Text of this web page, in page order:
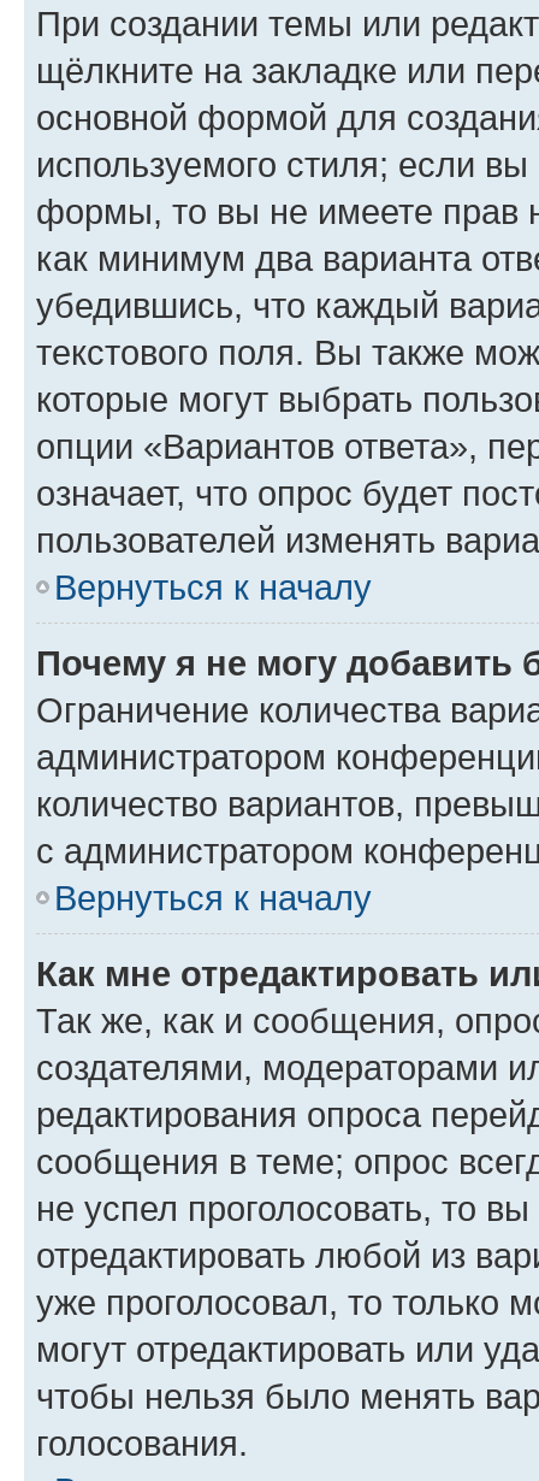
При создании темы или
щёлкните на закладке или
основной формой для
используемого стиля; если
формы, то вы не имеете прав
как минимум два варианта
убедившись, что каждый
текстового поля. Вы также
которые могут выбрать
опции «Вариантов ответа»,
означает, что опрос будет
пользователей изменять
Вернуться к началу
Почему я не могу добавить
Ограничение количества
администратором
количество вариантов,
с администратором
Вернуться к началу
Как мне отредактировать
Так же, как и сообщения,
создателями, модераторами
редактирования опроса
сообщения в теме; опрос
не успел проголосовать, то
отредактировать любой из
уже проголосовал, то только
могут отредактировать или
чтобы нельзя было менять
голосования.